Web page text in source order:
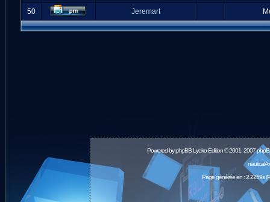
50 Jeremart
Powered byphpBBLyoko Edition © 2001, 2007
Page générée en : 2.2259s